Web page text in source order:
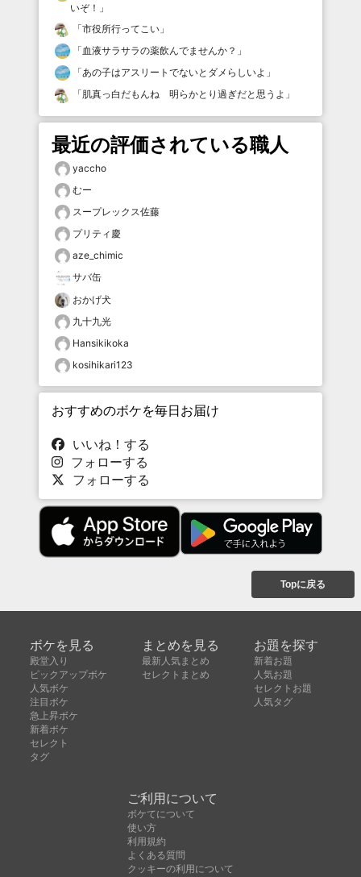
いぞ！ 」
「市役所行ってこい 」
「血液サラサラの薬飲んでませんか？ 」
「あの子はアスリートでないとダメらしいよ 」
「肌真っ白だもんね 明らかとり過ぎだと思うよ 」
最近の評価されている職人
yaccho
むー
スープレックス佐藤
プリティ慶
aze_chimic
サバ缶
おかげ犬
九十九光
Hansikikoka
kosihikari123
おすすめのボケを毎日お届け
いいね！する
フォローする
フォローする
Topに戻る
ボケを見る
殿堂入り
ピックアップボケ
人気ボケ
注目ボケ
急上昇ボケ
新着ボケ
セレクト
タグ
まとめを見る
最新人気まとめ
セレクトまとめ
お題を探す
新着お題
人気お題
セレクトお題
人気タグ
ご利用について
ボケてについて
使い方
利用規約
よくある質問
クッキーの利用について